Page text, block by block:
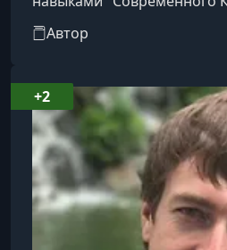
ломающего все шаблоны и
настоящего мага секса и
Выпустил более 1000
Первый в России начал
сексуальным техникам
трансовый оргазм) на
практику соблазнил более
Автор
+2